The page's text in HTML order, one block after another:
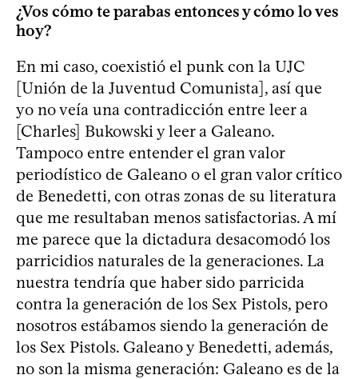
¿Vos cómo te parabas entonces y cómo lo ves
hoy?
En mi caso, coexistió el punk con la UJC
[Unión de la Juventud Comunista], así que
yo no veía una contradicción entre leer a
[Charles] Bukowski y leer a Galeano.
Tampoco entre entender el gran valor
periodístico de Galeano o el gran valor crítico
de Benedetti, con otras zonas de su literatura
que me resultaban menos satisfactorias. A mí
me parece que la dictadura desacomodó los
parricidios naturales de la generaciones. La
nuestra tendría que haber sido parricida
contra la generación de los Sex Pistols, pero
nosotros estábamos siendo la generación de
los Sex Pistols. Galeano y Benedetti, además,
no son la misma generación: Galeano es de la